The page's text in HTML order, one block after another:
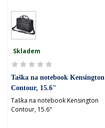
Skladem
Taška na notebook Kensington
Contour, 15.6"
Taška na notebook Kensington
Contour, 15.6"